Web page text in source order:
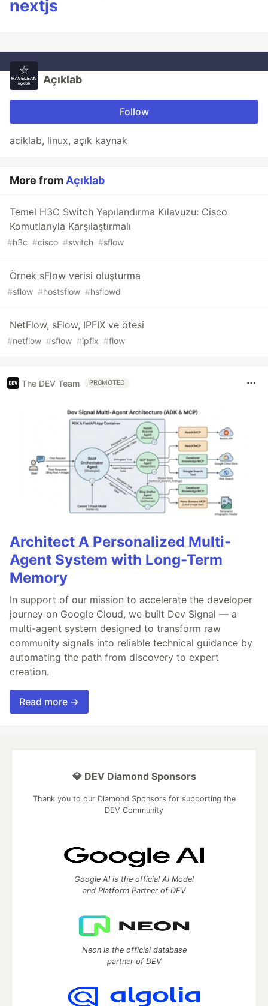
nextjs
Açıklab
Follow
aciklab, linux, açık kaynak
More from Açıklab
Temel H3C Switch Yapılandırma Kılavuzu: Cisco
Komutlarıyla Karşılaştırmalı
#h3c #cisco #switch #sflow
Örnek sFlow verisi oluşturma
#sflow #hostsflow #hsflowd
NetFlow, sFlow, IPFIX ve ötesi
#netflow #sflow #ipfix #flow
The DEV Team PROMOTED
Architect A Personalized Multi-
Agent System with Long-Term
Memory
In support of our mission to accelerate the developer
journey on Google Cloud, we built Dev Signal — a
multi-agent system designed to transform raw
community signals into reliable technical guidance by
automating the path from discovery to expert
creation.
Read more →
💎 DEV Diamond Sponsors
Thank you to our Diamond Sponsors for supporting the
DEV Community
Google AI is the official AI Model
and Platform Partner of DEV
Neon is the official database
partner of DEV